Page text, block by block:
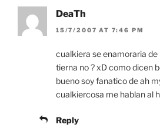
DeaTh
15/7/2007 AT 7:46 PM
cualkiera se enamoraria de
tierna no ? xD como dicen
bueno soy fanatico de ah
cualkiercosa me hablan al
Reply